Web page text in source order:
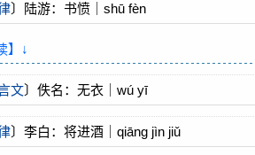
〕陆游：书愤｜shū fèn
】↓
文〕佚名：无衣｜wú yī
〕李白：将进酒｜qiāng jìn jiǔ